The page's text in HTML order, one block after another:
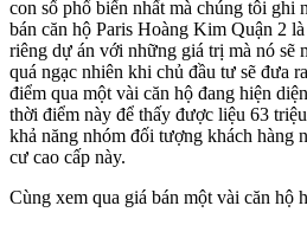
con số phổ biến nhất mà chúng tôi ghi
bán căn hộ Paris Hoàng Kim Quận 2
riêng dự án với những giá trị mà nó sẽ
quá ngạc nhiên khi chủ đầu tư sẽ đưa
điểm qua một vài căn hộ đang hiện
thời điểm này để thấy được liệu 63
khả năng nhóm đối tượng khách hàng
cư cao cấp này.
Cùng xem qua giá bán một vài căn hộ